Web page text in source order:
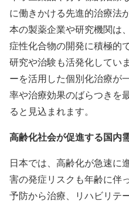
に働きかける先進的治療法
本の製薬企業や研究機関は
症性化合物の開発に積極的
研究や治験も活発化してい
ーを活用した個別化治療が
率や治療効果のばらつきを
ると見込まれます。
高齢化社会が促進する国内
日本では、高齢化が急速に
害の発症リスクも年齢に伴
予防から治療、リハビリテ